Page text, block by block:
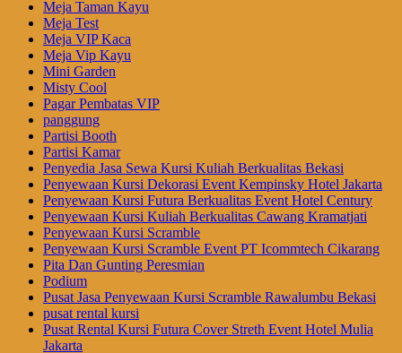
Meja Taman Kayu
Meja Test
Meja VIP Kaca
Meja Vip Kayu
Mini Garden
Misty Cool
Pagar Pembatas VIP
panggung
Partisi Booth
Partisi Kamar
Penyedia Jasa Sewa Kursi Kuliah Berkualitas Bekasi
Penyewaan Kursi Dekorasi Event Kempinsky Hotel Jakarta
Penyewaan Kursi Futura Berkualitas Event Hotel Century
Penyewaan Kursi Kuliah Berkualitas Cawang Kramatjati
Penyewaan Kursi Scramble
Penyewaan Kursi Scramble Event PT Icommtech Cikarang
Pita Dan Gunting Peresmian
Podium
Pusat Jasa Penyewaan Kursi Scramble Rawalumbu Bekasi
pusat rental kursi
Pusat Rental Kursi Futura Cover Streth Event Hotel Mulia
Jakarta